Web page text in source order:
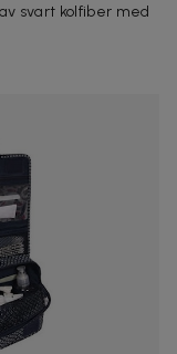
svart kolfiber med